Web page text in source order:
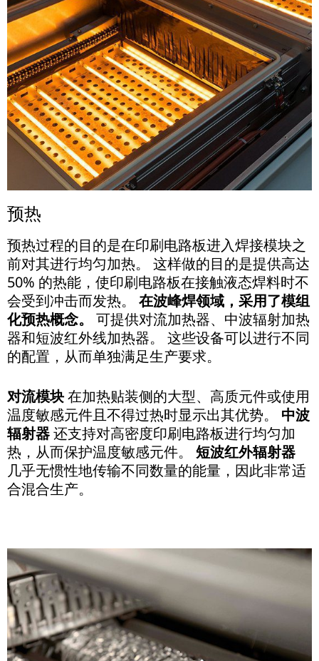
预热
预热过程的目的是在印刷电路板进入焊接模块之
前对其进行均匀加热。 这样做的目的是提供高达
50% 的热能，使印刷电路板在接触液态焊料时不
会受到冲击而发热。 在波峰焊领域，采用了模组
化预热概念。 可提供对流加热器、中波辐射加热
器和短波红外线加热器。 这些设备可以进行不同
的配置，从而单独满足生产要求。
对流模块在加热贴装侧的大型、高质元件或使用
温度敏感元件且不得过热时显示出其优势。 中波
辐射器还支持对高密度印刷电路板进行均匀加
热，从而保护温度敏感元件。 短波红外辐射器
几乎无惯性地传输不同数量的能量，因此非常适
合混合生产。